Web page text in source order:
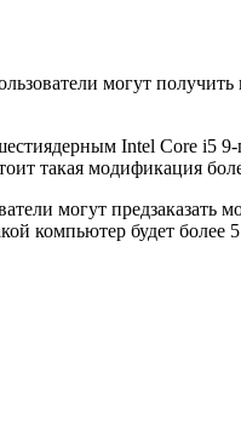
могут
Intel Core i5
такая модификация
могут предзаказать
компьютер будет более